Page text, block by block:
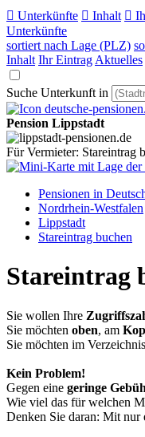
 Unterkünfte  Inhalt 
Unterkünfte
sortiert nach Lage (PLZ)
Inhalt Ihr Eintrag Aktuelles
Suche Unterkunft in
Pension Lippstadt
Für Vermieter: Stareintrag
Pensionen in
Nordrhein-Westfalen
Lippstadt
Stareintrag buchen
Stareintrag
Sie wollen Ihre
Sie möchten oben, am
Sie möchten im
Kein Problem!
Gegen eine geringe
Wie viel das für welchen
Denken Sie daran: Mit nur